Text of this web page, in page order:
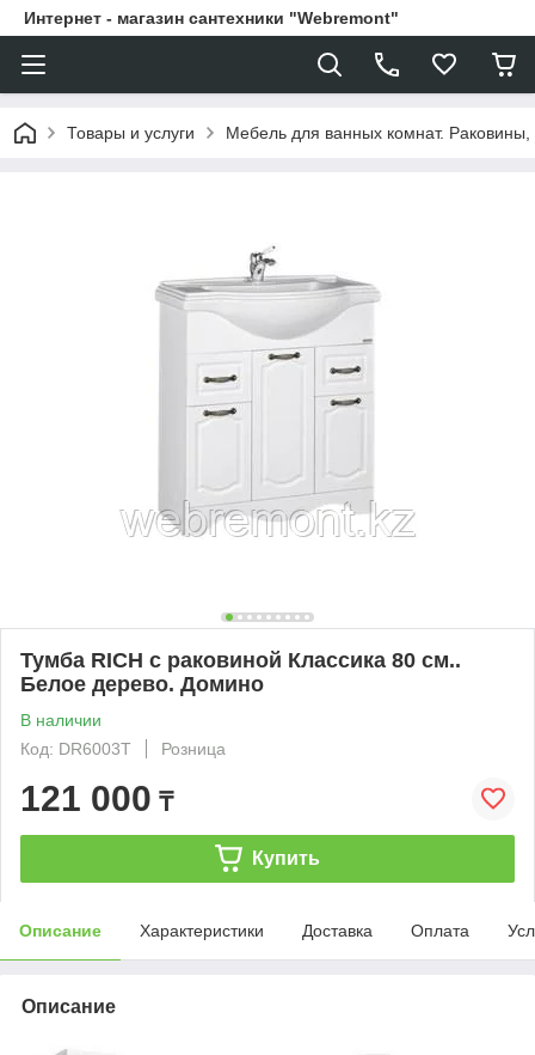
Интернет - магазин сантехники "Webremont"
Товары и услуги Мебель для ванных комнат.
Тумба RICH с раковиной Классика 80 см..
Белое дерево. Домино
В наличии
Код: DR6003T
Розница
121 000 ₸
Купить
Описание Характеристики Доставка Оплата
Описание